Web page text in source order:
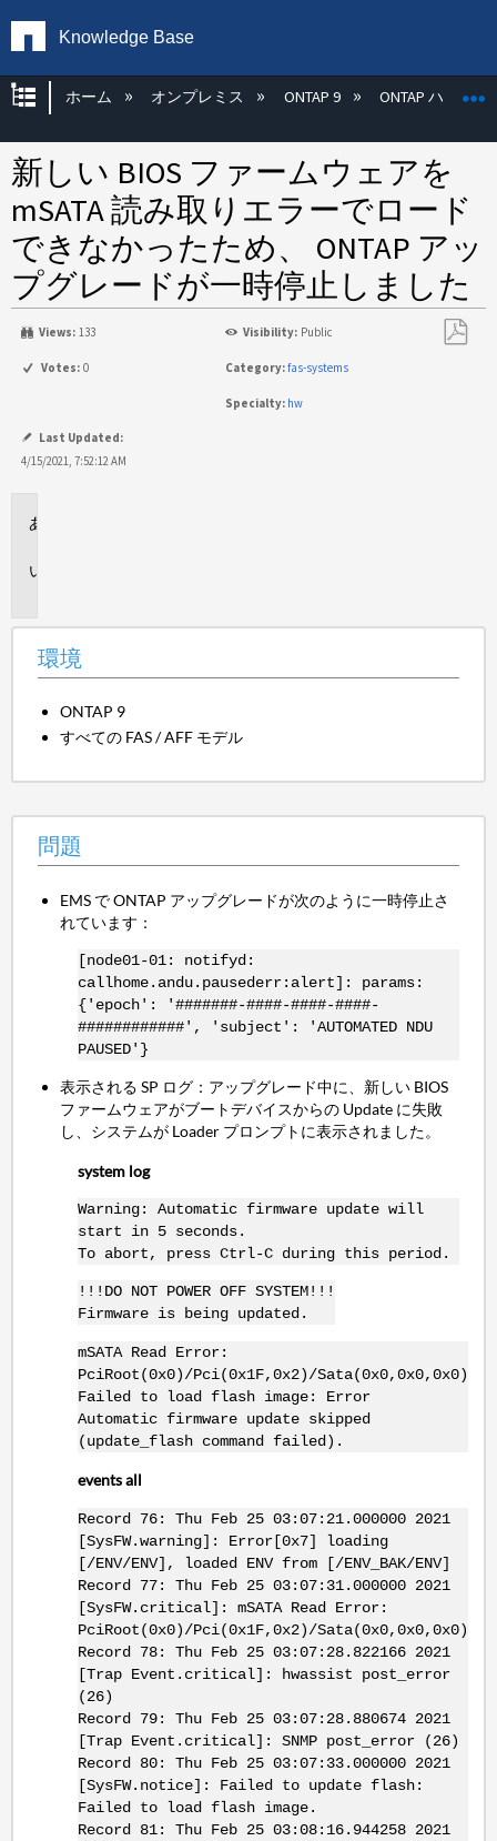
Knowledge Base
グローバル階層を展開/折りたたむ
ホーム オンプレミス ONTAP 9 ONTAP ハード
新しい BIOS ファームウェアを
mSATA 読み取りエラーでロード
できなかったため、 ONTAP アッ
プグレードが一時停止しました
Views: 133 Visibility: Public
Votes: 0 Category:fas-systems
Specialty: hw
Last Updated:
4/15/2021, 7:52:12 AM
環境
ONTAP 9
すべての FAS / AFF モデル
問題
EMS で ONTAP アップグレードが次のように一時停止さ
れています：
[node01-01: notifyd:
callhome.andu.pausederr:alert]: params:
{'epoch': '#######-####-####-####-
############', 'subject': 'AUTOMATED NDU
PAUSED'}
表示される SP ログ：アップグレード中に、新しい BIOS
ファームウェアがブートデバイスからの Update に失敗
し、システムが Loader プロンプトに表示されました。
system log
Warning: Automatic firmware update will
start in 5 seconds.
To abort, press Ctrl-C during this period.
!!!DO NOT POWER OFF SYSTEM!!!
Firmware is being updated.
mSATA Read Error:
PciRoot(0x0)/Pci(0x1F,0x2)/Sata(0x0,0x0,0x0)
Failed to load flash image: Error
Automatic firmware update skipped
(update_flash command failed).
events all
Record 76: Thu Feb 25 03:07:21.000000 2021
[SysFW.warning]: Error[0x7] loading
[/ENV/ENV], loaded ENV from [/ENV_BAK/ENV]
Record 77: Thu Feb 25 03:07:31.000000 2021
[SysFW.critical]: mSATA Read Error:
PciRoot(0x0)/Pci(0x1F,0x2)/Sata(0x0,0x0,0x0)
Record 78: Thu Feb 25 03:07:28.822166 2021
[Trap Event.critical]: hwassist post_error
(26)
Record 79: Thu Feb 25 03:07:28.880674 2021
[Trap Event.critical]: SNMP post_error (26)
Record 80: Thu Feb 25 03:07:33.000000 2021
[SysFW.notice]: Failed to update flash:
Failed to load flash image.
Record 81: Thu Feb 25 03:08:16.944258 2021